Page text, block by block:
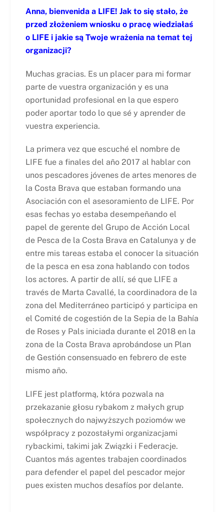
Anna, bienvenida a LIFE! Jak to się stało, że
przed złożeniem wniosku o pracę wiedziałaś
o LIFE i jakie są Twoje wrażenia na temat tej
organizacji?
Muchas gracias. Es un placer para mi formar
parte de vuestra organización y es una
oportunidad profesional en la que espero
poder aportar todo lo que sé y aprender de
vuestra experiencia.
La primera vez que escuché el nombre de
LIFE fue a finales del año 2017 al hablar con
unos pescadores jóvenes de artes menores de
la Costa Brava que estaban formando una
Asociación con el asesoramiento de LIFE. Por
esas fechas yo estaba desempeñando el
papel de gerente del Grupo de Acción Local
de Pesca de la Costa Brava en Catalunya y de
entre mis tareas estaba el conocer la situación
de la pesca en esa zona hablando con todos
los actores. A partir de allí, sé que LIFE a
través de Marta Cavallé, la coordinadora de la
zona del Mediterráneo participó y participa en
el Comité de cogestión de la Sepia de la Bahía
de Roses y Pals iniciada durante el 2018 en la
zona de la Costa Brava aprobándose un Plan
de Gestión consensuado en febrero de este
mismo año.
LIFE jest platformą, która pozwala na
przekazanie głosu rybakom z małych grup
społecznych do najwyższych poziomów we
współpracy z pozostałymi organizacjami
rybackimi, takimi jak Związki i Federacje.
Cuantos más agentes trabajen coordinados
para defender el papel del pescador mejor
pues existen muchos desafíos por delante.